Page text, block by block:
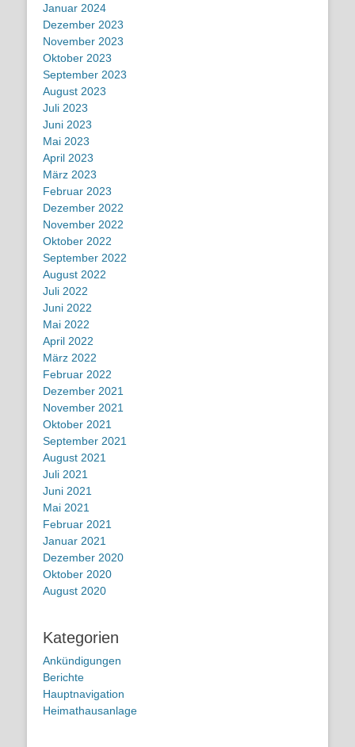
Januar 2024
Dezember 2023
November 2023
Oktober 2023
September 2023
August 2023
Juli 2023
Juni 2023
Mai 2023
April 2023
März 2023
Februar 2023
Dezember 2022
November 2022
Oktober 2022
September 2022
August 2022
Juli 2022
Juni 2022
Mai 2022
April 2022
März 2022
Februar 2022
Dezember 2021
November 2021
Oktober 2021
September 2021
August 2021
Juli 2021
Juni 2021
Mai 2021
Februar 2021
Januar 2021
Dezember 2020
Oktober 2020
August 2020
Kategorien
Ankündigungen
Berichte
Hauptnavigation
Heimathausanlage